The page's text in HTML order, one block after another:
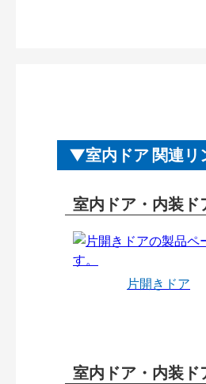
室内ドア 関連リ
室内ドア・内装ド
片開きドア
室内ドア・内装ド